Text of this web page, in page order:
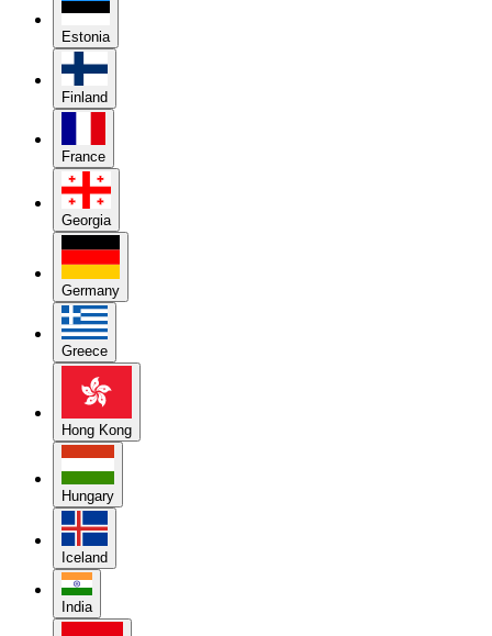
Estonia
Finland
France
Georgia
Germany
Greece
Hong Kong
Hungary
Iceland
India